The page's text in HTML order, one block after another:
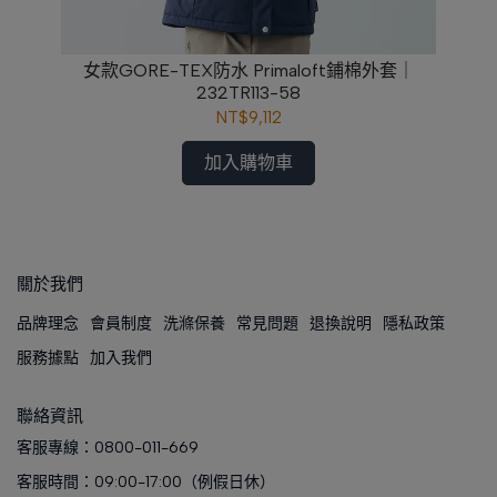
女款GORE-TEX防水 Primaloft鋪棉外套｜
232TR113-58
NT$9,112
加入購物車
關於我們
品牌理念 會員制度 洗滌保養 常見問題 退換說明
隱私政策
服務據點 加入我們
聯絡資訊
客服專線：0800-011-669
客服時間：09:00-17:00（例假日休）